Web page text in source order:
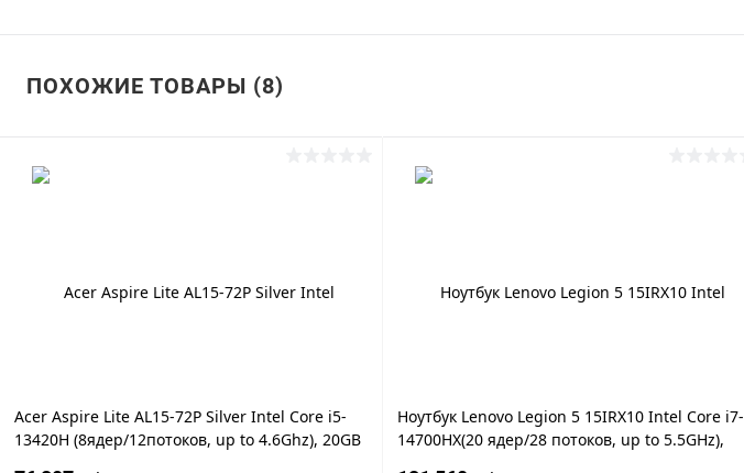
ПОХОЖИЕ ТОВАРЫ (8)
Acer Aspire Lite AL15-72P Silver Intel Core i5-
13420H (8ядер/12потоков, up to 4.6Ghz), 20GB
Ноутбук Lenovo Legion 5 15IRX10 Intel Core i7-
14700HX(20 ядер/28 потоков, up to 5.5GHz),